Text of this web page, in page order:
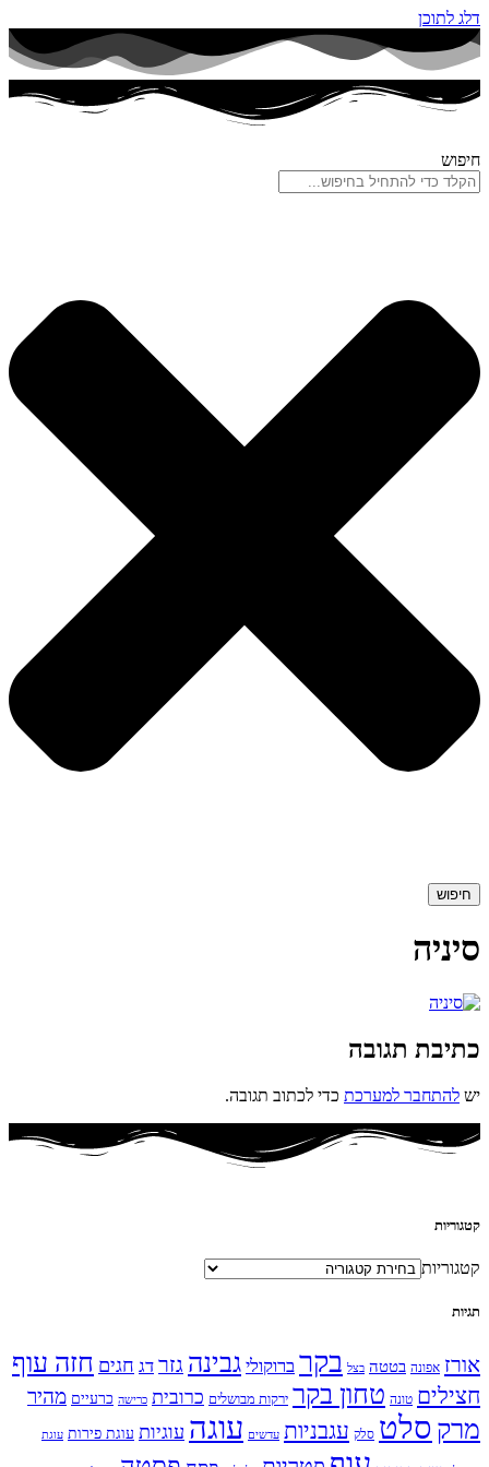
דלג לתוכן
חיפוש
חיפוש
סיניה
כתיבת תגובה
יש להתחבר למערכת כדי לכתוב תגובה.
קטגוריות
קטגוריות
תגיות
אורז אפונה בטטה בצל בקר ברוקולי גבינה גזר דג חגים חזה עוף
חצילים טונה טחון בקר ירקות מבושלים כרובית כרישה כרעיים מהיר
מרק סלט סלק עגבניות עדשים עוגה עוגיות עוגת פירות עוגת